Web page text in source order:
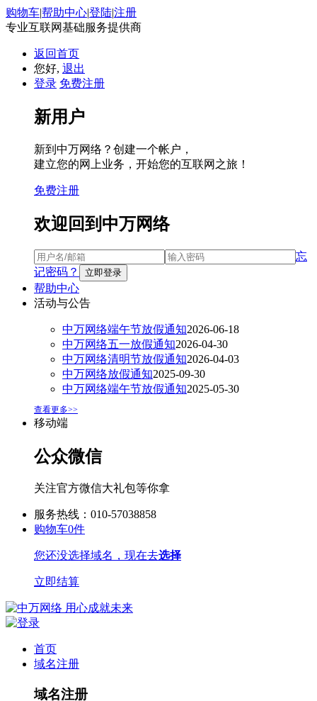
购物车|帮助中心|登陆|注册
专业互联网基础服务提供商
返回首页
您好, 退出
登录 免费注册
新用户
新到中万网络？创建一个帐户，
建立您的网上业务，开始您的互联网之旅！
免费注册
欢迎回到中万网络
忘
记密码？
帮助中心
活动与公告
中万网络端午节放假通知2026-06-18
中万网络五一放假通知2026-04-30
中万网络清明节放假通知2026-04-03
中万网络放假通知2025-09-30
中万网络端午节放假通知2025-05-30
查看更多>>
移动端
公众微信
关注官方微信大礼包等你拿
服务热线：010-57038858
购物车0件
您还没选择域名，现在去选择
立即结算
首页
域名注册
域名注册